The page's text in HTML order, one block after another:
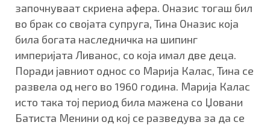
започнуваат скриена афера. Оназис тогаш бил
во брак со својата супруга, Тина Оназис која
била богата наследничка на шипинг
империјата Ливанос, со која имал две деца.
Поради јавниот однос со Марија Калас, Тина се
развела од него во 1960 година. Марија Калас
исто така тој период била мажена со Џовани
Батиста Менини од кој се разведува за да се